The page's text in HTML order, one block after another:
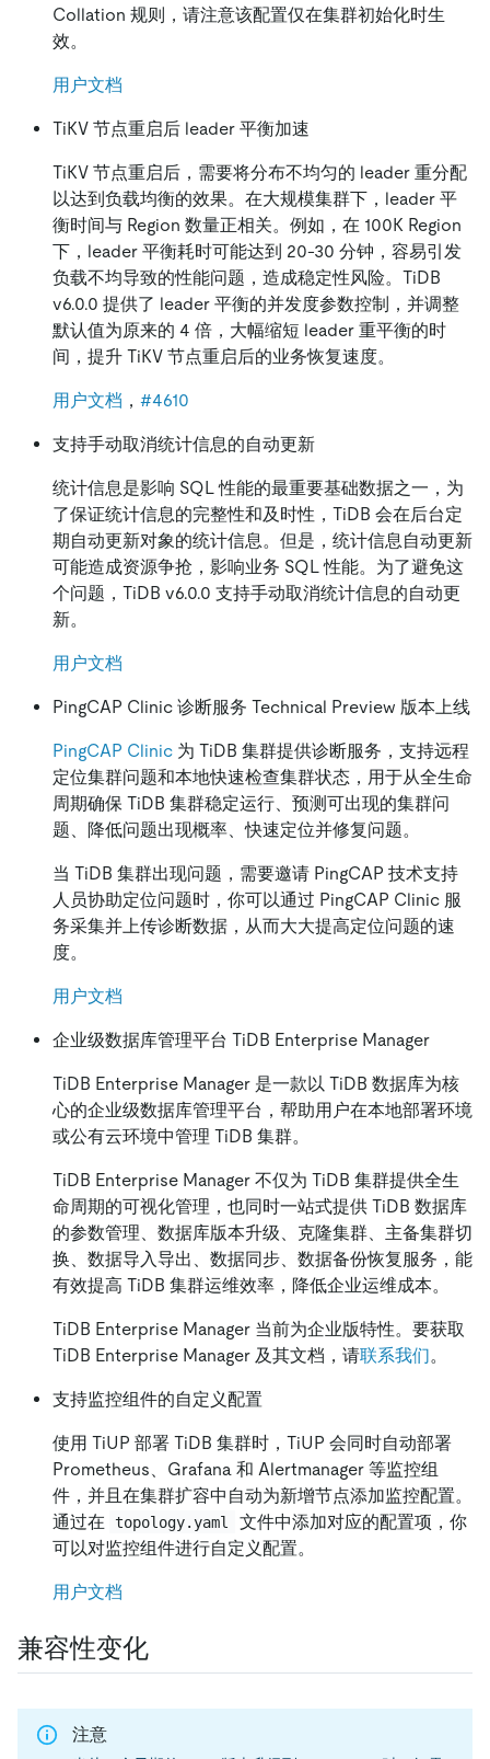
Collation 规则，请注意该配置仅在集群初始化时生
效。
用户文档
TiKV 节点重启后 leader 平衡加速
TiKV 节点重启后，需要将分布不均匀的 leader 重分配
以达到负载均衡的效果。在大规模集群下，leader 平
衡时间与 Region 数量正相关。例如，在 100K Region
下，leader 平衡耗时可能达到 20-30 分钟，容易引发
负载不均导致的性能问题，造成稳定性风险。TiDB
v6.0.0 提供了 leader 平衡的并发度参数控制，并调整
默认值为原来的 4 倍，大幅缩短 leader 重平衡的时
间，提升 TiKV 节点重启后的业务恢复速度。
用户文档 ， #4610
支持手动取消统计信息的自动更新
统计信息是影响 SQL 性能的最重要基础数据之一，为
了保证统计信息的完整性和及时性，TiDB 会在后台定
期自动更新对象的统计信息。但是，统计信息自动更新
可能造成资源争抢，影响业务 SQL 性能。为了避免这
个问题，TiDB v6.0.0 支持手动取消统计信息的自动更
新。
用户文档
PingCAP Clinic 诊断服务 Technical Preview 版本上线
PingCAP Clinic 为 TiDB 集群提供诊断服务，支持远程
定位集群问题和本地快速检查集群状态，用于从全生命
周期确保 TiDB 集群稳定运行、预测可出现的集群问
题、降低问题出现概率、快速定位并修复问题。
当 TiDB 集群出现问题，需要邀请 PingCAP 技术支持
人员协助定位问题时，你可以通过 PingCAP Clinic 服
务采集并上传诊断数据，从而大大提高定位问题的速
度。
用户文档
企业级数据库管理平台 TiDB Enterprise Manager
TiDB Enterprise Manager 是一款以 TiDB 数据库为核
心的企业级数据库管理平台，帮助用户在本地部署环境
或公有云环境中管理 TiDB 集群。
TiDB Enterprise Manager 不仅为 TiDB 集群提供全生
命周期的可视化管理，也同时一站式提供 TiDB 数据库
的参数管理、数据库版本升级、克隆集群、主备集群切
换、数据导入导出、数据同步、数据备份恢复服务，能
有效提高 TiDB 集群运维效率，降低企业运维成本。
TiDB Enterprise Manager 当前为企业版特性。要获取
TiDB Enterprise Manager 及其文档，请联系我们。
支持监控组件的自定义配置
使用 TiUP 部署 TiDB 集群时，TiUP 会同时自动部署
Prometheus、Grafana 和 Alertmanager 等监控组
件，并且在集群扩容中自动为新增节点添加监控配置。
通过在
topology.yaml
文件中添加对应的配置项，你
可以对监控组件进行自定义配置。
用户文档
兼容性变化
注意